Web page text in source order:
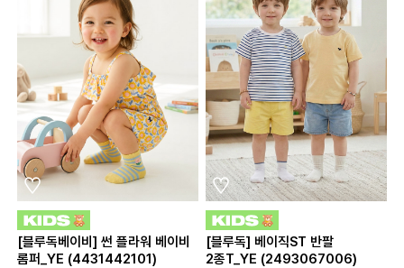
[블루독베이비] 썬 플라워 베이비
롬퍼_YE (4431442101)
[블루독] 베이직ST 반팔
2종T_YE (2493067006)